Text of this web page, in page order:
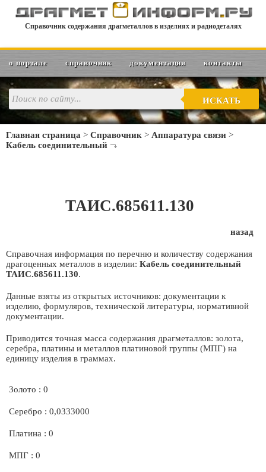
Справочник содержания драгметаллов в изделиях и радиодеталях
о портале справочник документация контакты
ИСКАТЬ
Главная страница > Справочник > Аппаратура связи >
Кабель соединительный
ТАИС.685611.130
назад
Справочная информация по перечню и количеству содержания
драгоценных металлов в изделии: Кабель соединительный
ТАИС.685611.130.
Данные взяты из открытых источников: документации к
изделию, формуляров, технической литературы, нормативной
документации.
Приводится точная масса содержания драгметаллов: золота,
серебра, платины и металлов платиновой группы (МПГ) на
единицу изделия в граммах.
Золото : 0
Серебро : 0,0333000
Платина : 0
МПГ : 0